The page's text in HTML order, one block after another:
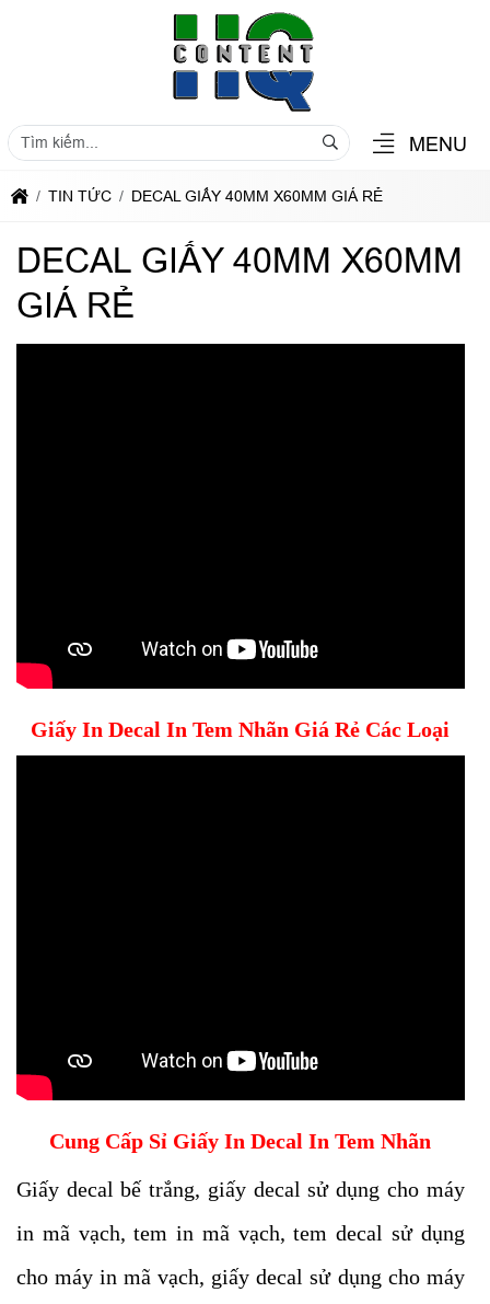
MENU
TIN TỨC DECAL GIẤY 40MM X60MM GIÁ RẺ
DECAL GIẤY 40MM X60MM
GIÁ RẺ
Giấy In Decal In Tem Nhãn Giá Rẻ Các Loại
Cung Cấp Sỉ Giấy In Decal In Tem Nhãn
Giấy decal bế trắng, giấy decal sử dụng cho máy
in mã vạch, tem in mã vạch, tem decal sử dụng
cho máy in mã vạch, giấy decal sử dụng cho máy